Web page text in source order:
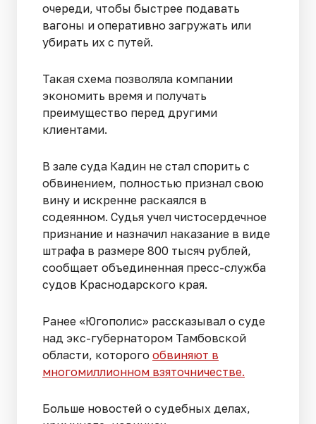
очереди, чтобы быстрее подавать
вагоны и оперативно загружать или
убирать их с путей.
Такая схема позволяла компании
экономить время и получать
преимущество перед другими
клиентами.
В зале суда Кадин не стал спорить с
обвинением, полностью признал свою
вину и искренне раскаялся в
содеянном. Судья учел чистосердечное
признание и назначил наказание в виде
штрафа в размере 800 тысяч рублей,
сообщает объединенная пресс-служба
судов Краснодарского края.
Ранее «Югополис» рассказывал о суде
над экс-губернатором Тамбовской
области, которого обвиняют в
многомиллионном взяточничестве.
Больше новостей о судебных делах,